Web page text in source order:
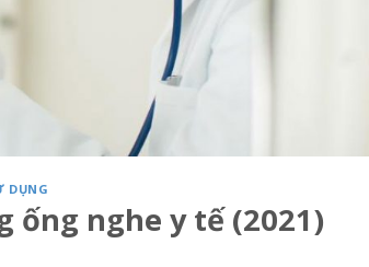
DỤNG
ống nghe y tế (2021)